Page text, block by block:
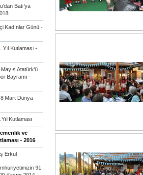
Batı’ya
Kadınlar Günü -
Kutlaması -
Atatürk'ü
Bayramı -
Mart Dünya
Kutlaması
ve
- 2016
Erkul
91.